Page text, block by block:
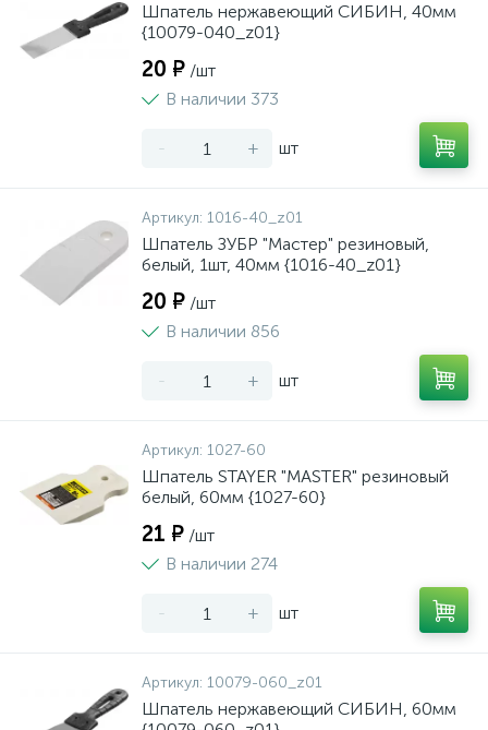
Шпатель нержавеющий СИБИН, 40мм
{10079-040_z01}
20 ₽ /шт
В наличии 373
- + шт
Артикул: 1016-40_z01
Шпатель ЗУБР "Мастер" резиновый,
белый, 1шт, 40мм {1016-40_z01}
20 ₽ /шт
В наличии 856
- + шт
Артикул: 1027-60
Шпатель STAYER "MASTER" резиновый
белый, 60мм {1027-60}
21 ₽ /шт
В наличии 274
- + шт
Артикул: 10079-060_z01
Шпатель нержавеющий СИБИН, 60мм